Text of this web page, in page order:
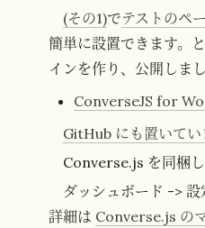
(その1)でテストのペ
簡単に設置できます。
インを作り、公開しまし
ConverseJS for
GitHub にも置いてい
Converse.js を同梱
ダッシュボード ->
詳細は Converse.js の